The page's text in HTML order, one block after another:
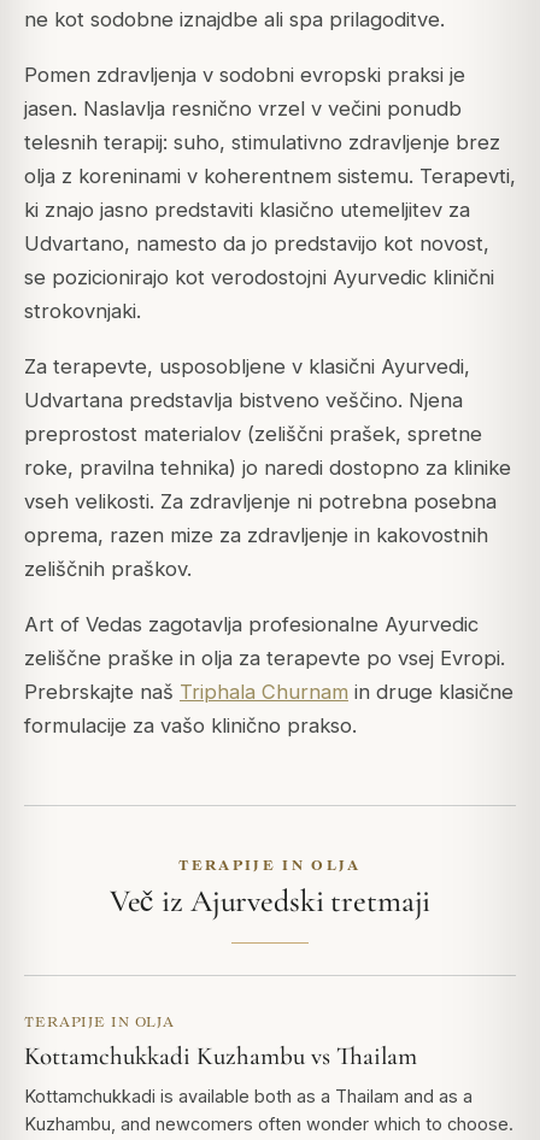
ne kot sodobne iznajdbe ali spa prilagoditve.
Pomen zdravljenja v sodobni evropski praksi je
jasen. Naslavlja resnično vrzel v večini ponudb
telesnih terapij: suho, stimulativno zdravljenje brez
olja z koreninami v koherentnem sistemu. Terapevti,
ki znajo jasno predstaviti klasično utemeljitev za
Udvartano, namesto da jo predstavijo kot novost,
se pozicionirajo kot verodostojni Ayurvedic klinični
strokovnjaki.
Za terapevte, usposobljene v klasični Ayurvedi,
Udvartana predstavlja bistveno veščino. Njena
preprostost materialov (zeliščni prašek, spretne
roke, pravilna tehnika) jo naredi dostopno za klinike
vseh velikosti. Za zdravljenje ni potrebna posebna
oprema, razen mize za zdravljenje in kakovostnih
zeliščnih praškov.
Art of Vedas zagotavlja profesionalne Ayurvedic
zeliščne praške in olja za terapevte po vsej Evropi.
Prebrskajte naš Triphala Churnam in druge klasične
formulacije za vašo klinično prakso.
TERAPIJE IN OLJA
Več iz Ajurvedski tretmaji
TERAPIJE IN OLJA
Kottamchukkadi Kuzhambu vs Thailam
Kottamchukkadi is available both as a Thailam and as a
Kuzhambu, and newcomers often wonder which to choose.